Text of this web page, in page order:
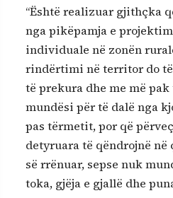
“Është realizuar gjithçka
nga pikëpamja e
individuale në zonën
rindërtimi në territor do
të prekura dhe me më
mundësi për të dalë nga
pas tërmetit, por që
detyruara të qëndrojnë në
së rrënuar, sepse nuk
toka, gjëja e gjallë dhe